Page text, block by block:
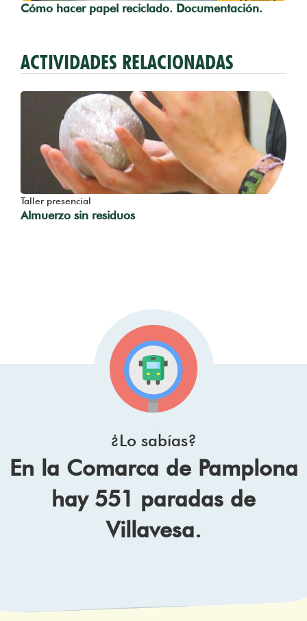
Cómo hacer papel reciclado. Documentación.
ACTIVIDADES RELACIONADAS
Taller presencial
Almuerzo sin residuos
¿Lo sabías?
En la Comarca de Pamplona
hay 551 paradas de
Villavesa.